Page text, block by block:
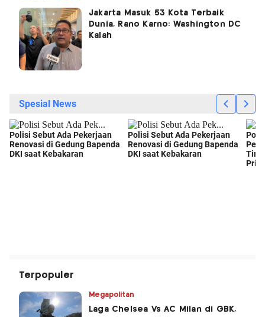
Jakarta Masuk 53 Kota Terbaik
Dunia, Rano Karno: Washington DC
Kalah
Terpopuler
Megapolitan
Laga Chelsea Vs AC Milan di GBK,